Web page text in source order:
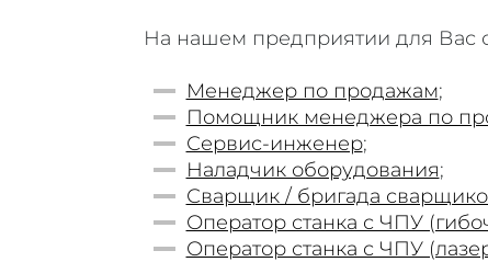
На нашем предприятии для Вас
Менеджер по продажам;
Помощник менеджера по
Сервис-инженер;
Наладчик оборудования;
Сварщик / бригада
Оператор станка с ЧПУ
Оператор станка с ЧПУ